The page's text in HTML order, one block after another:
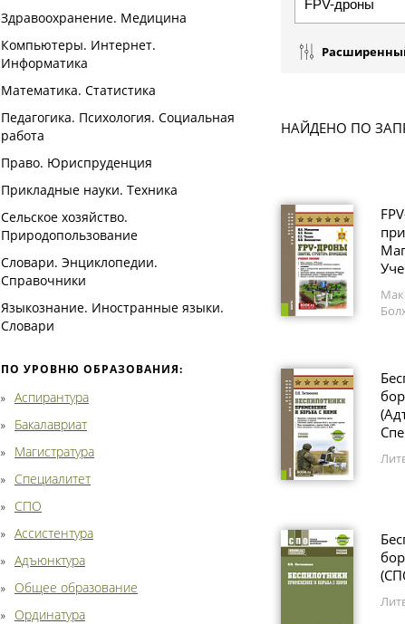
Здравоохранение. Медицина
Компьютеры. Интернет.
Информатика
Математика. Статистика
Педагогика. Психология. Социальная
работа
Право. Юриспруденция
Прикладные науки. Техника
Сельское хозяйство.
Природопользование
Словари. Энциклопедии.
Справочники
Языкознание. Иностранные языки.
Словари
ПО УРОВНЮ ОБРАЗОВАНИЯ:
Аспирантура
Бакалавриат
Магистратура
Специалитет
СПО
Ассистентура
Адъюнктура
Общее образование
Ординатура
НАЙДЕНО ПО